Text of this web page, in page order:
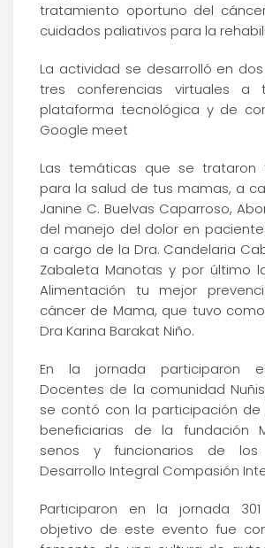
tratamiento oportuno del
cuidados paliativos para la
La actividad se desarrolló en
tres conferencias virtuales a
plataforma tecnológica y de
Google meet
Las temáticas que se trataron
para la salud de tus mamas, a
Janine C. Buelvas Caparroso,
del manejo del dolor en
a cargo de la Dra. Candelaria
Zabaleta Manotas y por último
Alimentación tu mejor
cáncer de Mama, que tuvo
Dra Karina Barakat Niño.
En la jornada participaron
Docentes de la comunidad
se contó con la participación de
beneficiarias de la fundación
senos y funcionarios de
Desarrollo Integral Compasión
Participaron en la jornada 301
objetivo de este evento fue